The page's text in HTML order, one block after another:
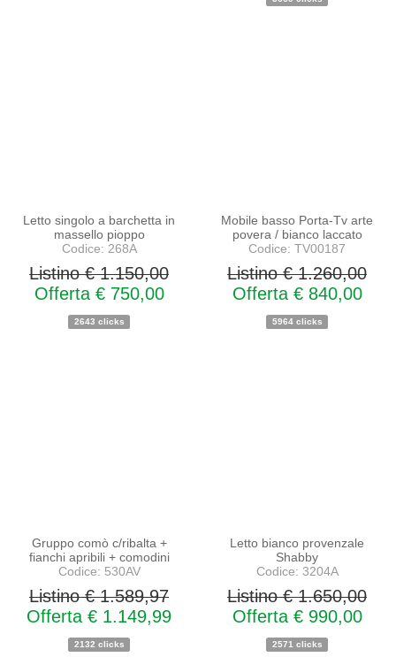
Letto singolo a barchetta in
massello pioppo
Codice: 268A
Listino € 1.150,00
Offerta € 750,00
2643 clicks
Mobile basso Porta-Tv arte
povera / bianco laccato
Codice: TV00187
Listino € 1.260,00
Offerta € 840,00
5964 clicks
Gruppo comò c/ribalta +
fianchi apribili + comodini
Codice: 530AV
Listino € 1.589,97
Offerta € 1.149,99
2132 clicks
Letto bianco provenzale
Shabby
Codice: 3204A
Listino € 1.650,00
Offerta € 990,00
2571 clicks